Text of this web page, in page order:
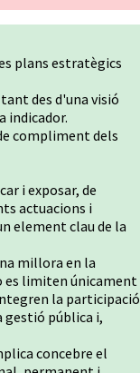
plans estratègics
des d'una visió
indicador.
compliment dels
i exposar, de
actuacions i
element clau de la
millora en la
es limiten únicament
la participació
gestió pública i,
concebre el